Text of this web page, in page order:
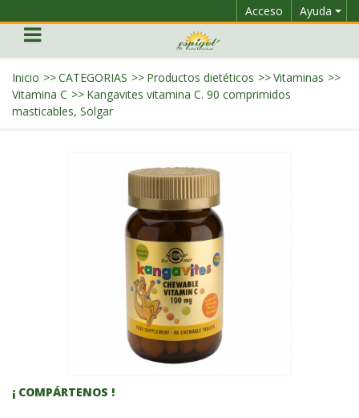
Ayuda
Acceso
Inicio >>CATEGORIAS >> Productos dietéticos >>Vitaminas >>
Vitamina C >> Kangavites vitamina C. 90 comprimidos
masticables, Solgar
¡ COMPÁRTENOS !